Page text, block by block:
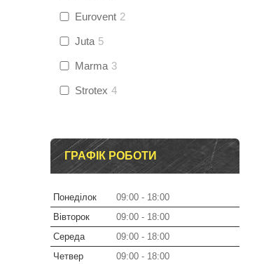
Eurovent 2
Juta 5
Marma 3
Strotex 4
ГРАФІК РОБОТИ
Понеділок 09:00
18:00
Вівторок
09:00
18:00
Середа
09:00
18:00
Четвер
09:00
18:00